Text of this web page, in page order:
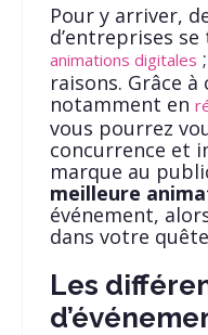
Pour y arriver,
d’entreprises
animations digitales
raisons. Grâce
notamment en
vous pourrez
concurrence et
marque au
meilleure
événement,
dans votre
Les